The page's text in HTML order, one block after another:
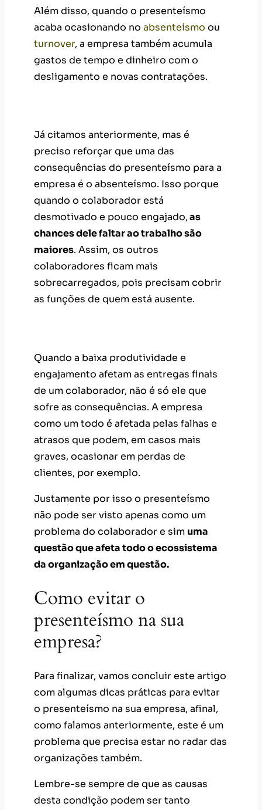
Além disso, quando o presenteísmo
acaba ocasionando no absenteísmo ou
turnover, a empresa também acumula
gastos de tempo e dinheiro com o
desligamento e novas contratações.
Já citamos anteriormente, mas é
preciso reforçar que uma das
consequências do presenteísmo para a
empresa é o absenteísmo. Isso porque
quando o colaborador está
desmotivado e pouco engajado,as
chances dele faltar ao trabalho são
maiores. Assim, os outros
colaboradores ficam mais
sobrecarregados, pois precisam cobrir
as funções de quem está ausente.
Quando a baixa produtividade e
engajamento afetam as entregas finais
de um colaborador, não é só ele que
sofre as consequências. A empresa
como um todo é afetada pelas falhas e
atrasos que podem, em casos mais
graves, ocasionar em perdas de
clientes, por exemplo.
Justamente por isso o presenteísmo
não pode ser visto apenas como um
problema do colaborador e sim uma
questão que afeta todo o ecossistema
da organização em questão.
Como evitar o
presenteísmo na sua
empresa?
Para finalizar, vamos concluir este artigo
com algumas dicas práticas para evitar
o presenteísmo na sua empresa, afinal,
como falamos anteriormente, este é um
problema que precisa estar no radar das
organizações também.
Lembre-se sempre de que as causas
desta condição podem ser tanto